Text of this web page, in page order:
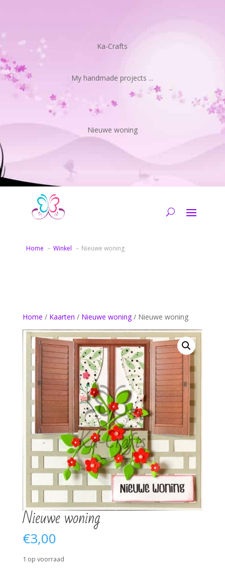
Ka-Crafts
My handmade projects ...
Nieuwe woning
Home Winkel Nieuwe woning
Home / Kaarten / Nieuwe woning/ Nieuwe woning
Nieuwe woning
€3,00
1 op voorraad